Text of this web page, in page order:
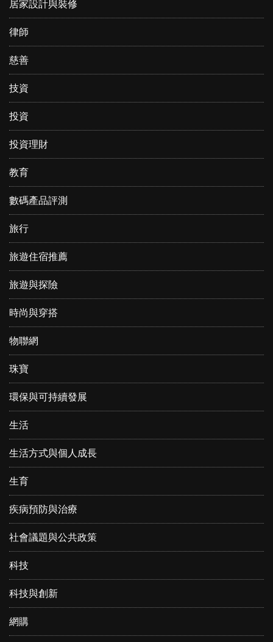
居家設計與裝修
律師
慈善
技資
投資
投資理財
教育
數碼產品評測
旅行
旅遊住宿推薦
旅遊與探險
時尚與穿搭
物聯網
珠寶
環保與可持續發展
生活
生活方式與個人成長
生育
疾病預防與治療
社會議題與公共政策
科技
科技與創新
網購